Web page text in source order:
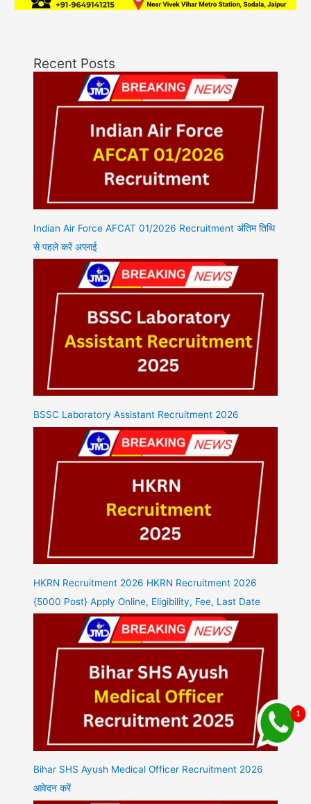
Recent Posts
Indian Air Force AFCAT 01/2026 Recruitment अंतिम तिथि
से पहले करें अप्लाई
BSSC Laboratory Assistant Recruitment 2026
HKRN Recruitment 2026 HKRN Recruitment 2026
{5000 Post} Apply Online, Eligibility, Fee, Last Date
Bihar SHS Ayush Medical Officer Recruitment 2026
आवेदन करें